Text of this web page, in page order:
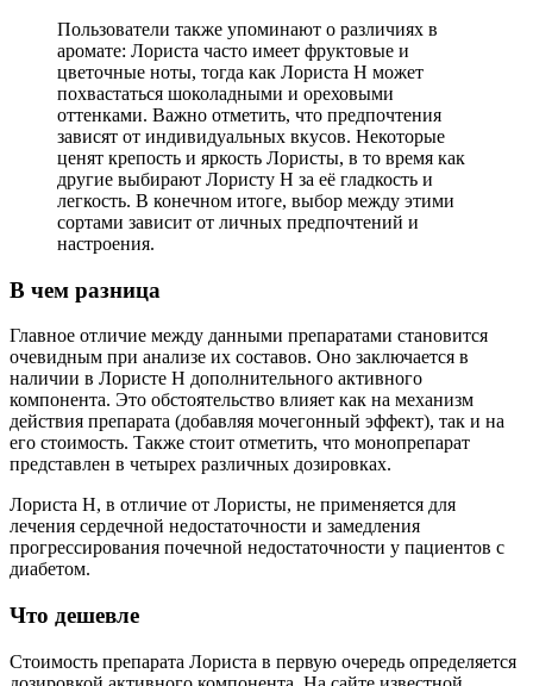
Пользователи также упоминают о различиях в
аромате: Лориста часто имеет фруктовые и
цветочные ноты, тогда как Лориста Н может
похвастаться шоколадными и ореховыми
оттенками. Важно отметить, что предпочтения
зависят от индивидуальных вкусов. Некоторые
ценят крепость и яркость Лористы, в то время как
другие выбирают Лористу Н за её гладкость и
легкость. В конечном итоге, выбор между этими
сортами зависит от личных предпочтений и
настроения.
В чем разница
Главное отличие между данными препаратами становится
очевидным при анализе их составов. Оно заключается в
наличии в Лористе Н дополнительного активного
компонента. Это обстоятельство влияет как на механизм
действия препарата (добавляя мочегонный эффект), так и на
его стоимость. Также стоит отметить, что монопрепарат
представлен в четырех различных дозировках.
Лориста Н, в отличие от Лористы, не применяется для
лечения сердечной недостаточности и замедления
прогрессирования почечной недостаточности у пациентов с
диабетом.
Что дешевле
Стоимость препарата Лориста в первую очередь определяется